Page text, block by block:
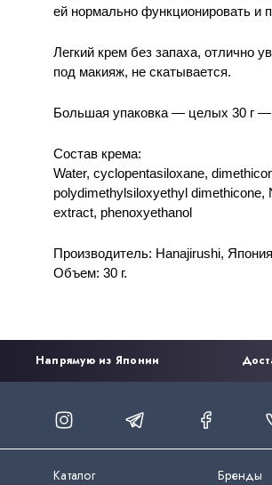
ей нормально функционировать и
Легкий крем без запаха, отлично
под макияж, не скатывается.
Большая упаковка — целых 30 г —
Состав крема:
Water, cyclopentasiloxane,
polydimethylsiloxyethyl dimethicone,
extract, phenoxyethanol
Производитель: Hanajirushi, Япония
Объем: 30 г.
Напрямую из Японии
Каталог
Бренды